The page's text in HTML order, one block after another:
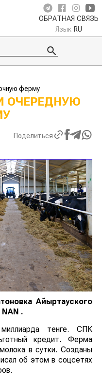
ОБРАТНАЯ СВЯЗЬ
Язык RU
ферму
ОЧЕРЕДНУЮ
Поделиться
Айыртауского
.
тенге. СПК
кредит. Ферма
в сутки. Созданы
об этом в соцсетях